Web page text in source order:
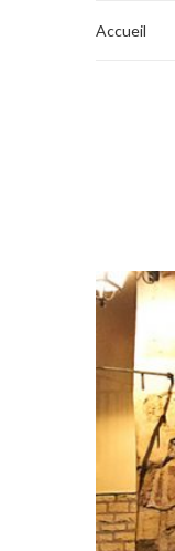
Accueil